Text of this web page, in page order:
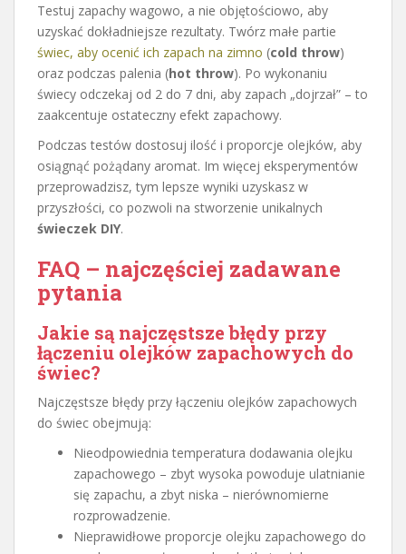
Testuj zapachy wagowo, a nie objętościowo, aby
uzyskać dokładniejsze rezultaty. Twórz małe partie
świec, aby ocenić ich zapach na zimno (cold throw)
oraz podczas palenia (hot throw). Po wykonaniu
świecy odczekaj od 2 do 7 dni, aby zapach „dojrzał” – to
zaakcentuje ostateczny efekt zapachowy.
Podczas testów dostosuj ilość i proporcje olejków, aby
osiągnąć pożądany aromat. Im więcej eksperymentów
przeprowadzisz, tym lepsze wyniki uzyskasz w
przyszłości, co pozwoli na stworzenie unikalnych
świeczek DIY.
FAQ – najczęściej zadawane
pytania
Jakie są najczęstsze błędy przy
łączeniu olejków zapachowych do
świec?
Najczęstsze błędy przy łączeniu olejków zapachowych
do świec obejmują:
Nieodpowiednia temperatura dodawania olejku
zapachowego – zbyt wysoka powoduje ulatnianie
się zapachu, a zbyt niska – nierównomierne
rozprowadzenie.
Nieprawidłowe proporcje olejku zapachowego do